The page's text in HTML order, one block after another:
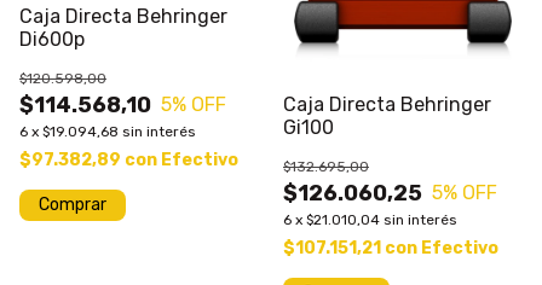
Caja Directa Behringer
Di600p
$114.568,10
$120.598,00
5% OFF
6 x $19.094,68 sin interés
$97.382,89 con Efectivo
Caja Directa Behringer
Gi100
$126.060,25
$132.695,00
5% OFF
6 x $21.010,04 sin interés
$107.151,21 con Efectivo